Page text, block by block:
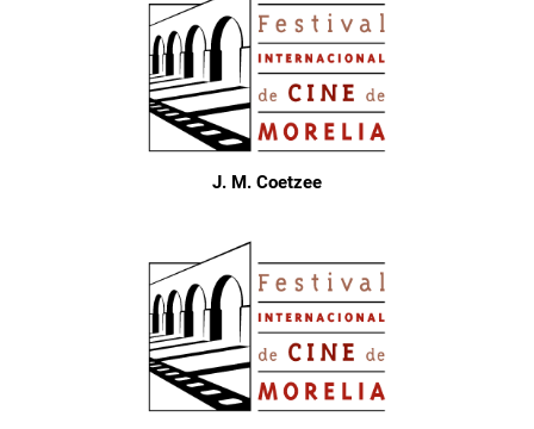
J. M. Coetzee